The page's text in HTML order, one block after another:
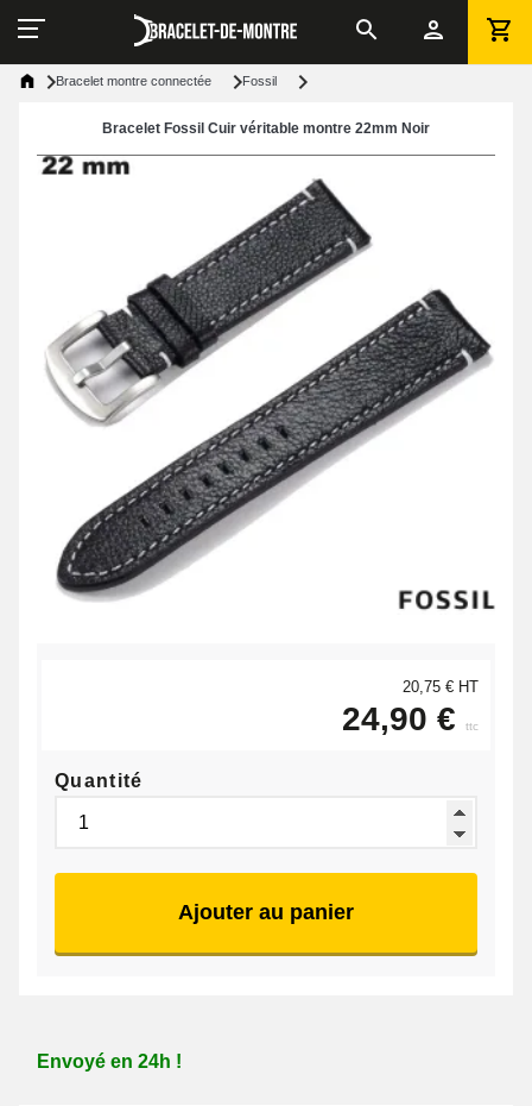
Bracelet montre connectée Fossil
Bracelet Fossil Cuir véritable montre 22mm Noir
20,75 € HT
24,90 € ttc
Quantité
Ajouter au panier
Envoyé en 24h !